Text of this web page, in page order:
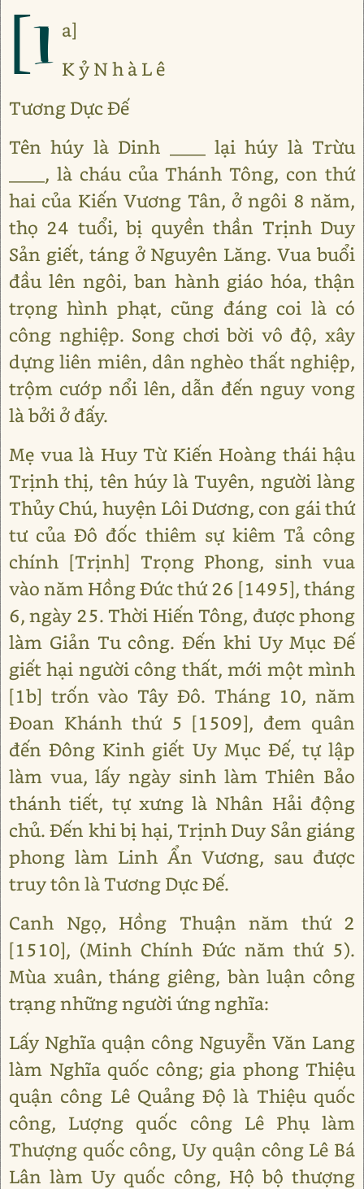
[1 a]
K ỷ N h à L ê
Tương Dực Đế
Tên húy là Dinh ____ lại húy là Trừu
____, là cháu của Thánh Tông, con thứ
hai của Kiến Vương Tân, ở ngôi 8 năm,
thọ 24 tuổi, bị quyền thần Trịnh Duy
Sản giết, táng ở Nguyên Lăng. Vua buổi
đầu lên ngôi, ban hành giáo hóa, thận
trọng hình phạt, cũng đáng coi là có
công nghiệp. Song chơi bời vô độ, xây
dựng liên miên, dân nghèo thất nghiệp,
trộm cướp nổi lên, dẫn đến nguy vong
là bởi ở đấy.
Mẹ vua là Huy Từ Kiến Hoàng thái hậu
Trịnh thị, tên húy là Tuyên, người làng
Thủy Chú, huyện Lôi Dương, con gái thứ
tư của Đô đốc thiêm sự kiêm Tả công
chính [Trịnh] Trọng Phong, sinh vua
vào năm Hồng Đức thứ 26 [1495], tháng
6, ngày 25. Thời Hiến Tông, được phong
làm Giản Tu công. Đến khi Uy Mục Đế
giết hại người công thất, mới một mình
[1b] trốn vào Tây Đô. Tháng 10, năm
Đoan Khánh thứ 5 [1509], đem quân
đến Đông Kinh giết Uy Mục Đế, tự lập
làm vua, lấy ngày sinh làm Thiên Bảo
thánh tiết, tự xưng là Nhân Hải động
chủ. Đến khi bị hại, Trịnh Duy Sản giáng
phong làm Linh Ẩn Vương, sau được
truy tôn là Tương Dực Đế.
Canh Ngọ, Hồng Thuận năm thứ 2
[1510], (Minh Chính Đức năm thứ 5).
Mùa xuân, tháng giêng, bàn luận công
trạng những người ứng nghĩa:
Lấy Nghĩa quận công Nguyễn Văn Lang
làm Nghĩa quốc công; gia phong Thiệu
quận công Lê Quảng Độ là Thiệu quốc
công, Lượng quốc công Lê Phụ làm
Thượng quốc công, Uy quận công Lê Bá
Lân làm Uy quốc công, Hộ bộ thượng